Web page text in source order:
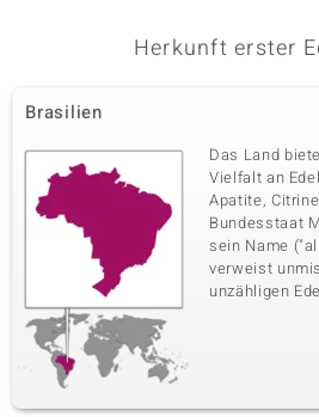
Herkunft erster
Brasilien
Das Land
Vielfalt an
Apatite,
Bundesstaat
sein Name
verweist
unzähligen